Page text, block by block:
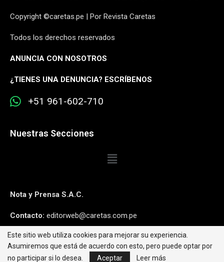
Copyright ©caretas.pe | Por Revista Caretas
Todos los derechos reservados
ANUNCIA CON NOSOTROS
¿TIENES UNA DENUNCIA? ESCRÍBENOS
+51 961-602-710
Nuestras Secciones
Nota y Prensa S.A.C.
Contacto: editorweb@caretas.com.pe
Síguenos:
Este sitio web utiliza cookies para mejorar su experiencia.
Asumiremos que está de acuerdo con esto, pero puede optar por
no participar si lo desea.
Aceptar Leer más